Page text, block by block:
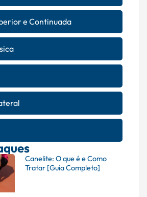
e Continuada
Canelite: O que é e Como
Tratar [Guia Completo]